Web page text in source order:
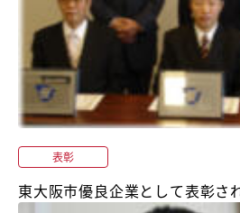
表彰
東大阪市優良企業として表彰さ